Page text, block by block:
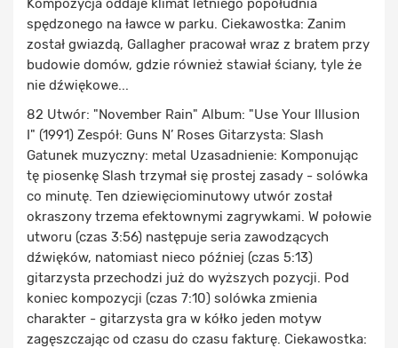
Kompozycja oddaje klimat letniego popołudnia
spędzonego na ławce w parku. Ciekawostka: Zanim
został gwiazdą, Gallagher pracował wraz z bratem przy
budowie domów, gdzie również stawiał ściany, tyle że
nie dźwiękowe...
82 Utwór: "November Rain" Album: "Use Your Illusion
I" (1991) Zespół: Guns N’ Roses Gitarzysta: Slash
Gatunek muzyczny: metal Uzasadnienie: Komponując
tę piosenkę Slash trzymał się prostej zasady - solówka
co minutę. Ten dziewięciominutowy utwór został
okraszony trzema efektownymi zagrywkami. W połowie
utworu (czas 3:56) następuje seria zawodzących
dźwięków, natomiast nieco później (czas 5:13)
gitarzysta przechodzi już do wyższych pozycji. Pod
koniec kompozycji (czas 7:10) solówka zmienia
charakter - gitarzysta gra w kółko jeden motyw
zagęszczając od czasu do czasu fakturę. Ciekawostka: